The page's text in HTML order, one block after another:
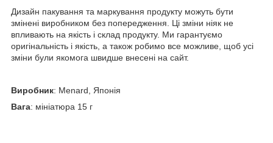
Дизайн пакування та маркування продукту можуть бути
змінені виробником без попередження. Ці зміни ніяк не
впливають на якість і склад продукту. Ми гарантуємо
оригінальність і якість, а також робимо все можливе, щоб усі
зміни були якомога швидше внесені на сайт.
Виробник: Menard, Японія
Вага: мініатюра 15 г